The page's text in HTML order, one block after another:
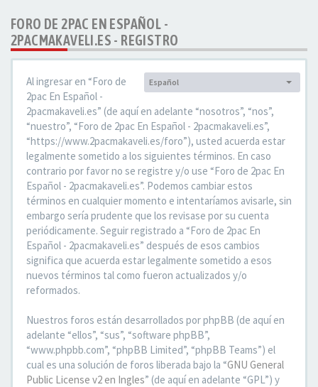
FORO DE 2PAC EN ESPAÑOL -
2PACMAKAVELI.ES - REGISTRO
Idioma:
Español
Al ingresar en “Foro de
2pac En Español -
2pacmakaveli.es” (de aquí en adelante “nosotros”, “nos”,
“nuestro”, “Foro de 2pac En Español - 2pacmakaveli.es”,
“https://www.2pacmakaveli.es/foro”), usted acuerda estar
legalmente sometido a los siguientes términos. En caso
contrario por favor no se registre y/o use “Foro de 2pac En
Español - 2pacmakaveli.es”. Podemos cambiar estos
términos en cualquier momento e intentaríamos avisarle, sin
embargo sería prudente que los revisase por su cuenta
periódicamente. Seguir registrado a “Foro de 2pac En
Español - 2pacmakaveli.es” después de esos cambios
significa que acuerda estar legalmente sometido a esos
nuevos términos tal como fueron actualizados y/o
reformados.
Nuestros foros están desarrollados por phpBB (de aquí en
adelante “ellos”, “sus”, “software phpBB”,
“www.phpbb.com”, “phpBB Limited”, “phpBB Teams”) el
cual es una solución de foros liberada bajo la “GNU General
Public License v2 en Ingles” (de aquí en adelante “GPL”) y